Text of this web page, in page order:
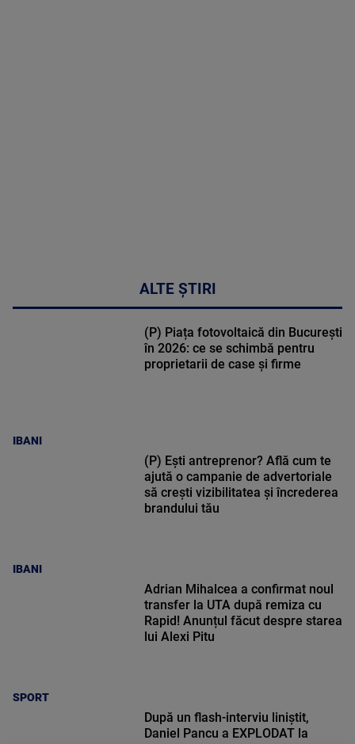
ALTE ȘTIRI
IBANI
(P) Piața fotovoltaică din București
în 2026: ce se schimbă pentru
proprietarii de case și firme
IBANI
(P) Ești antreprenor? Află cum te
ajută o campanie de advertoriale
să crești vizibilitatea și încrederea
brandului tău
SPORT
Adrian Mihalcea a confirmat noul
transfer la UTA după remiza cu
Rapid! Anunțul făcut despre starea
lui Alexi Pitu
După un flash-interviu liniștit,
Daniel Pancu a EXPLODAT la